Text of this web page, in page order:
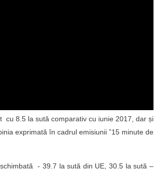
cu 8.5 la sută comparativ cu iunie 2017, dar și
exprimată în cadrul emisiunii ”15 minute de
- 39.7 la sută din UE, 30.5 la sută –